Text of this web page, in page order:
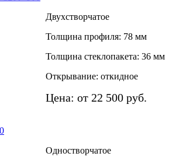
Двухстворчатое
Толщина профиля: 78 мм
Толщина стеклопакета: 36 мм
Открывание: откидное
Цена: от 22 500 руб.
Одностворчатое